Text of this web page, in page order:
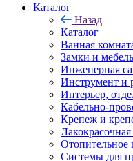
Каталог
Назад
Каталог
Ванная
Замки и
Инженерная
Инструмент и
Интерьер,
Кабельно-
Крепеж и
Отопительное
Системы для